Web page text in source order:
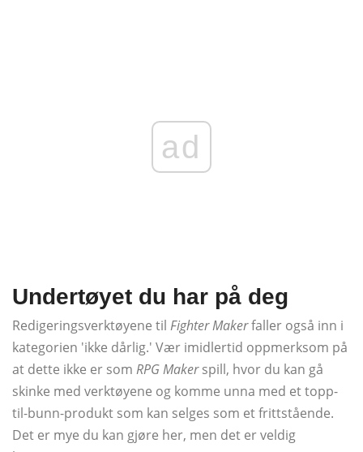
ad
Undertøyet du har på deg
Redigeringsverktøyene til Fighter Makerfaller også inn i
kategorien 'ikke dårlig.' Vær imidlertid oppmerksom på
at dette ikke er som RPG Makerspill, hvor du kan gå
skinke med verktøyene og komme unna med et topp-
til-bunn-produkt som kan selges som et frittstående.
Det er mye du kan gjøre her, men det er veldig